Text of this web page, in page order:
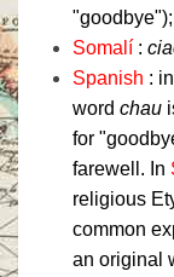
"goodbye");
Somalí :
Spanish : in
word chau
for
farewell. In
religious
common
an original